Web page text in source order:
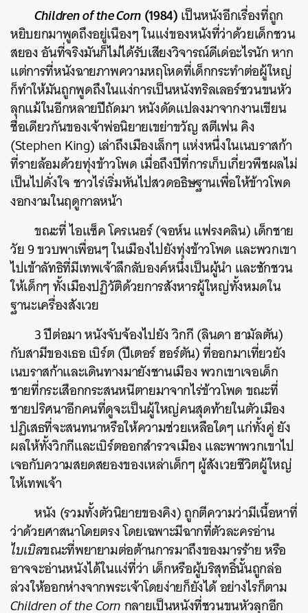
Children of the Corn(1984)เป็นหนังอีกเรื่องที่ถูก
หยิบยกมาพูดถึงอยู่เนืองๆ ในแง่ของหนังที่ว่าด้วยเด็กชวน
สยอง อันที่จริงมันก็ไม่ได้รับเสียงวิจารณ์ดีเด่อะไรนัก หาก
แต่การที่หนังฉายภาพความหฤโหดที่เด็กกระทำต่อผู้ใหญ่
ก็ทำให้มันถูกพูดถึงในแง่การเป็นหนังทริลเลอร์ชวนขนหัว
ลุกแม้ในอีกหลายปีถัดมา หนังดัดแปลงมาจากงานเขียน
ชื่อเดียวกันของเจ้าพ่อนิยายเขย่าขวัญ สตีเฟน คิง
(Stephen King) เล่าถึงเมืองเล็กๆ แห่งหนึ่งในเนบราสก้า
ที่รายล้อมด้วยทุ่งข้าวโพด เมื่อถึงปีที่การเก็บเกี่ยวพืชผลไม่
เป็นไปดั่งใจ ชาวไร่เริ่มหันไปสวดอธิษฐานเพื่อให้ข้าวโพด
งอกงามในฤดูกาลหน้า
ขณะที่ ไอแซ็ค โครเนอร์ (จอห์น แฟรงคลิน) เด็กชาย
วัย 9 ขวบพาเพื่อนๆ ในเมืองไปยังทุ่งข้าวโพด และพวกเขา
ไปเข้าลัทธิที่มีเทพเจ้าลึกลับองค์หนึ่งเป็นผู้นำ และชักชวน
ให้เด็กๆ ทั้งเมืองปฏิวัติด้วยการสังหารผู้ใหญ่ทั้งหมดใน
ฐานะเครื่องสังเวย
3 ปีต่อมา หนังจับจ้องไปยัง วิกกี (ลินดา ฮามัลตัน)
กับสามีของเธอ เบิร์ต (ปีเตอร์ ฮอร์ตัน) ที่ออกมาเที่ยวยัง
เนบราสก้าและเดินทางมายังชานเมือง พวกเขาเจอเด็ก
ชายที่กระเสือกกระสนหนีตายมาจากไร่ข้าวโพด ขณะที่
ชายปริศนาอีกคนที่ดูจะเป็นผู้ใหญ่คนสุดท้ายในตัวเมือง
ปฏิเสธที่จะสนทนาหรือให้ความช่วยเหลือใดๆ แก่ทั้งคู่ ยัง
ผลให้ทั้งวิกกีและเบิร์ตออกสำรวจเมือง และพาพวกเขาไป
เจอกับความสยดสยองของเหล่าเด็กๆ ผู้สังเวยชีวิตผู้ใหญ่
ให้เทพเจ้า
หนัง (รวมทั้งตัวนิยายของคิง) ถูกตีความว่ามีเนื้อหาที่
ว่าด้วยศาสนาโดยตรง โดยเฉพาะมีฉากที่ตัวละครอ่าน
ไบเบิลขณะที่พยายามต่อต้านการมาถึงของมารร้าย หรือ
อาจจะอ่านหนังได้ในแง่ที่ว่า เด็กหรือผู้บริสุทธิ์นั้นถูกล่อ
ล่วงให้ออกห่างจากพระเจ้าโดยง่ายก็ยังได้ อย่างไรก็ตาม
Children of the Cornกลายเป็นหนังที่ชวนขนหัวลุกอีก